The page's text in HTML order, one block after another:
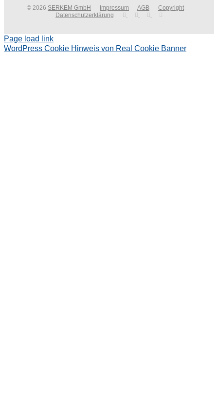
© 2026 SERKEM GmbH Impressum AGB
Copyright
Datenschutzerklärung
Page load link
WordPress Cookie Hinweis von Real Cookie Banner